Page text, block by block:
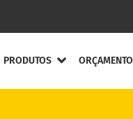
PRODUTOS ORÇAMENTO